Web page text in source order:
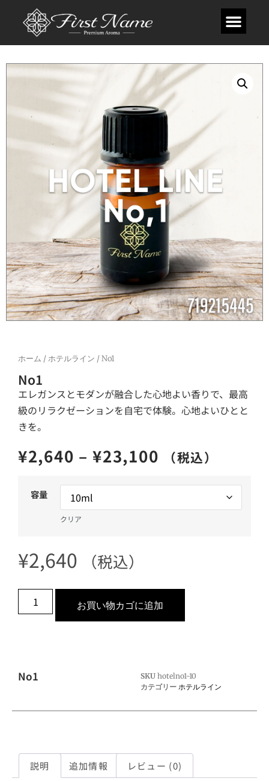
ホーム /ホテルライン / No1
No1
エレガンスとモダンが融合した心地よい香りで、最高
級のリラクゼーションを自宅で体験。心地よいひとと
きを。
¥2,640 –¥23,100 （税込）
容量
クリア
¥2,640 （税込）
お買い物カゴに追加
No1 SKU hotelno1-10
カテゴリー ホテルライン
説明 追加情報 レビュー (0)